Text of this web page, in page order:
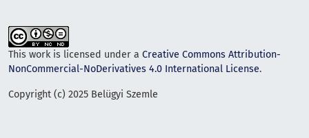
This work is licensed under a Creative Commons Attribution-
NonCommercial-NoDerivatives 4.0 International License.
Copyright (c) 2025 Belügyi Szemle